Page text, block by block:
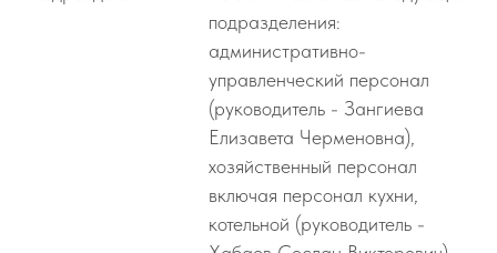
подразделения:
административно-
управленческий персонал
(руководитель - Зангиева
Елизавета Черменовна),
хозяйственный персонал
включая персонал кухни,
котельной (руководитель -